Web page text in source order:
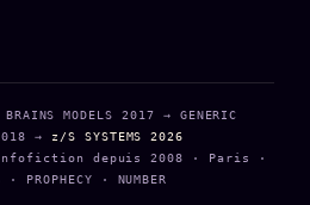
MODELS 2017 → GENERIC
→ z/S SYSTEMS 2026
Infofiction depuis 2008 · Paris ·
· PROPHECY · NUMBER